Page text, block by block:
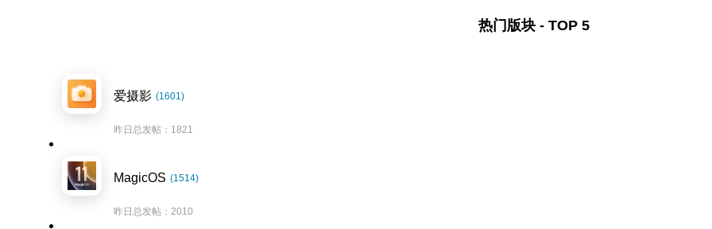
热门版块 - TOP 5
爱摄影 (1601)
昨日总发帖：1821
MagicOS (1514)
昨日总发帖：2010